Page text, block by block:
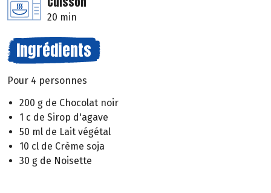
20 min
Ingrédients
Pour 4 personnes
200 g de Chocolat noir
1 c de Sirop d'agave
50 ml de Lait végétal
10 cl de Crème soja
30 g de Noisette